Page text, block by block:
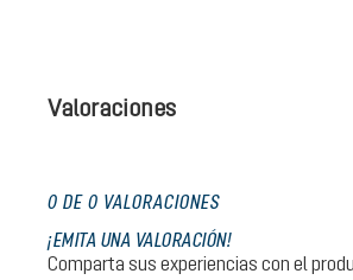
Valoraciones
0 DE 0 VALORACIONES
¡EMITA UNA VALORACIÓN!
Comparta sus experiencias con el